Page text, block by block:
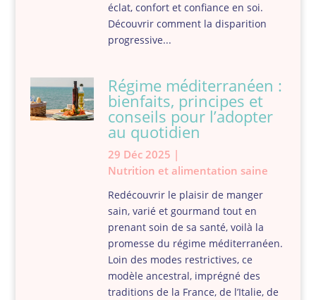
éclat, confort et confiance en soi.
Découvrir comment la disparition
progressive...
Régime méditerranéen :
bienfaits, principes et
conseils pour l’adopter
au quotidien
29 Déc 2025 |
Nutrition et alimentation saine
Redécouvrir le plaisir de manger
sain, varié et gourmand tout en
prenant soin de sa santé, voilà la
promesse du régime méditerranéen.
Loin des modes restrictives, ce
modèle ancestral, imprégné des
traditions de la France, de l’Italie, de